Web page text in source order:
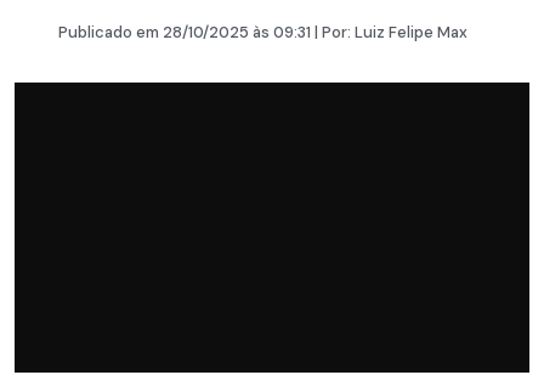
Publicado em 28/10/2025 às 09:31 | Por: Luiz Felipe Max